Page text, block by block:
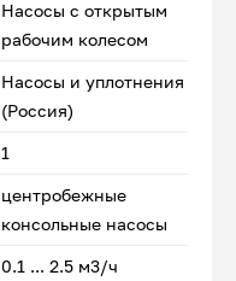
Насосы с открытым
рабочим колесом
Насосы и уплотнения
(Россия)
1
центробежные
консольные насосы
0.1 ... 2.5 м3/ч